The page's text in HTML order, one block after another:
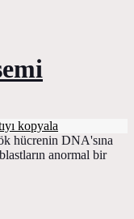
kopyala
hücrenin DNA'sına
anormal bir